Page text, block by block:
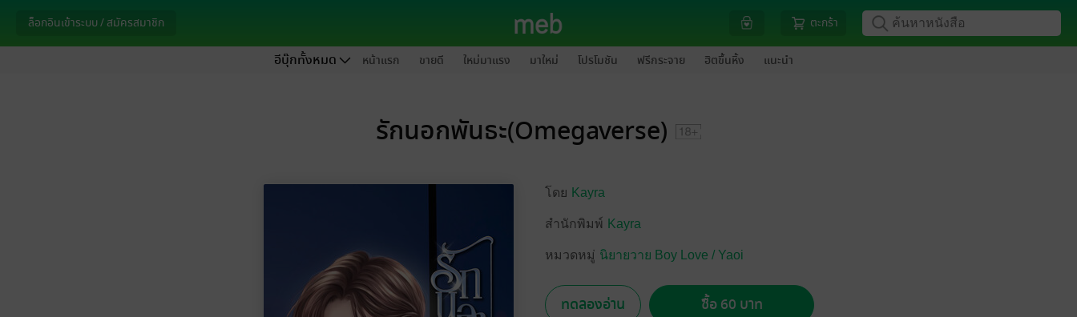
ล็อกอินเข้าระบบ / สมัครสมาชิก ตะกร้า
อีบุ๊กทั้งหมด หน้าแรก ขายดี ใหม่มาแรง มาใหม่ โปรโมชัน ฟรีกระจาย ฮิตขึ้นหิ้ง แนะนำ
รักนอกพันธะ(Omegaverse)
โดย Kayra
สำนักพิมพ์ Kayra
หมวดหมู่ นิยายวาย Boy Love / Yaoi
ทดลองอ่าน ซื้อ 60 บาท